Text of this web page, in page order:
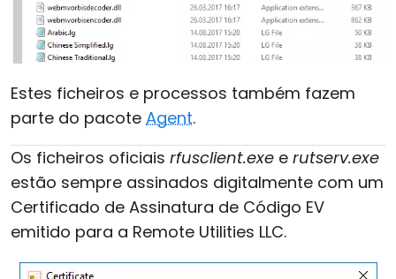
Estes ficheiros e processos também fazem
parte do pacote Agent.
Os ficheiros oficiais rfusclient.exe e rutserv.exe
estão sempre assinados digitalmente com um
Certificado de Assinatura de Código EV
emitido para a Remote Utilities LLC.